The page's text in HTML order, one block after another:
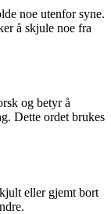
noe utenfor syne.
å skjule noe fra
og betyr å
Dette ordet brukes
eller gjemt bort